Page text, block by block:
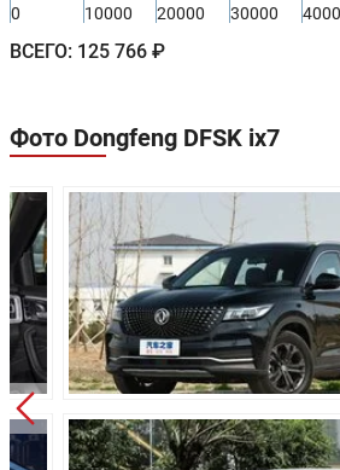
Объём багажника:
Трансмиссия:
Привод:
Передняя подвеска:
Задняя подвеска:
Передние тормоза:
Задние тормоза:
0 10000 20000 30000
ВСЕГО: 125 766 ₽
Фото Dongfeng DFSK ix7